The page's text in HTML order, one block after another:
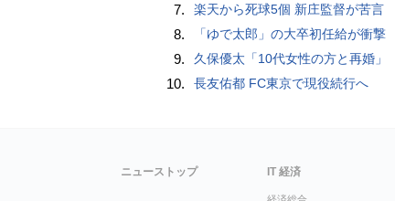
7. 楽天から死球5個 新庄監督が苦言
8. 「ゆで太郎」の大卒初任給が衝撃
9. 久保優太「10代女性の方と再婚」
10. 長友佑都 FC東京で現役続行へ
ニューストップ IT 経済
経済総合